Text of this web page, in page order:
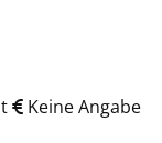
Keine Angabe